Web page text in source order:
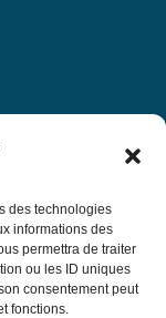
des technologies
informations des
permettra de traiter
ou les ID uniques
consentement peut
fonctions.